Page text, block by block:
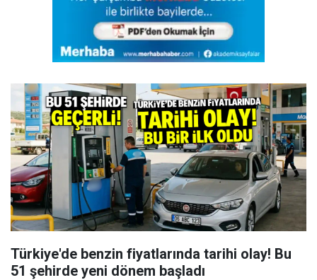
Türkiye'de benzin fiyatlarında tarihi olay! Bu
51 şehirde yeni dönem başladı